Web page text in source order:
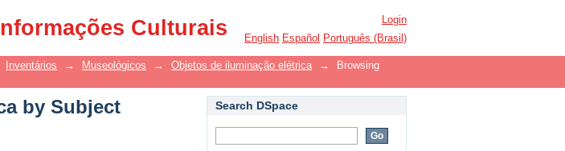
Culturais
by Subject
Login
English Español Português (Brasil)
Inventários → Museológicos → Objetos de iluminação elétrica →
Browsing
by Subject Search DSpace